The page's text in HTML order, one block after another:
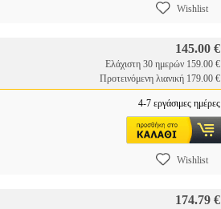
Wishlist
145.00 €
Ελάχιστη 30 ημερών 159.00 €
Προτεινόμενη λιανική 179.00 €
4-7 εργάσιμες ημέρες
Wishlist
174.79 €